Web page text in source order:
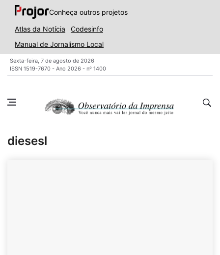
Conheça outros projetos
Atlas da Notícia
Codesinfo
Manual de Jornalismo Local
Sexta-feira, 7 de agosto de 2026
ISSN 1519-7670 - Ano 2026 - nº 1400
diesesl